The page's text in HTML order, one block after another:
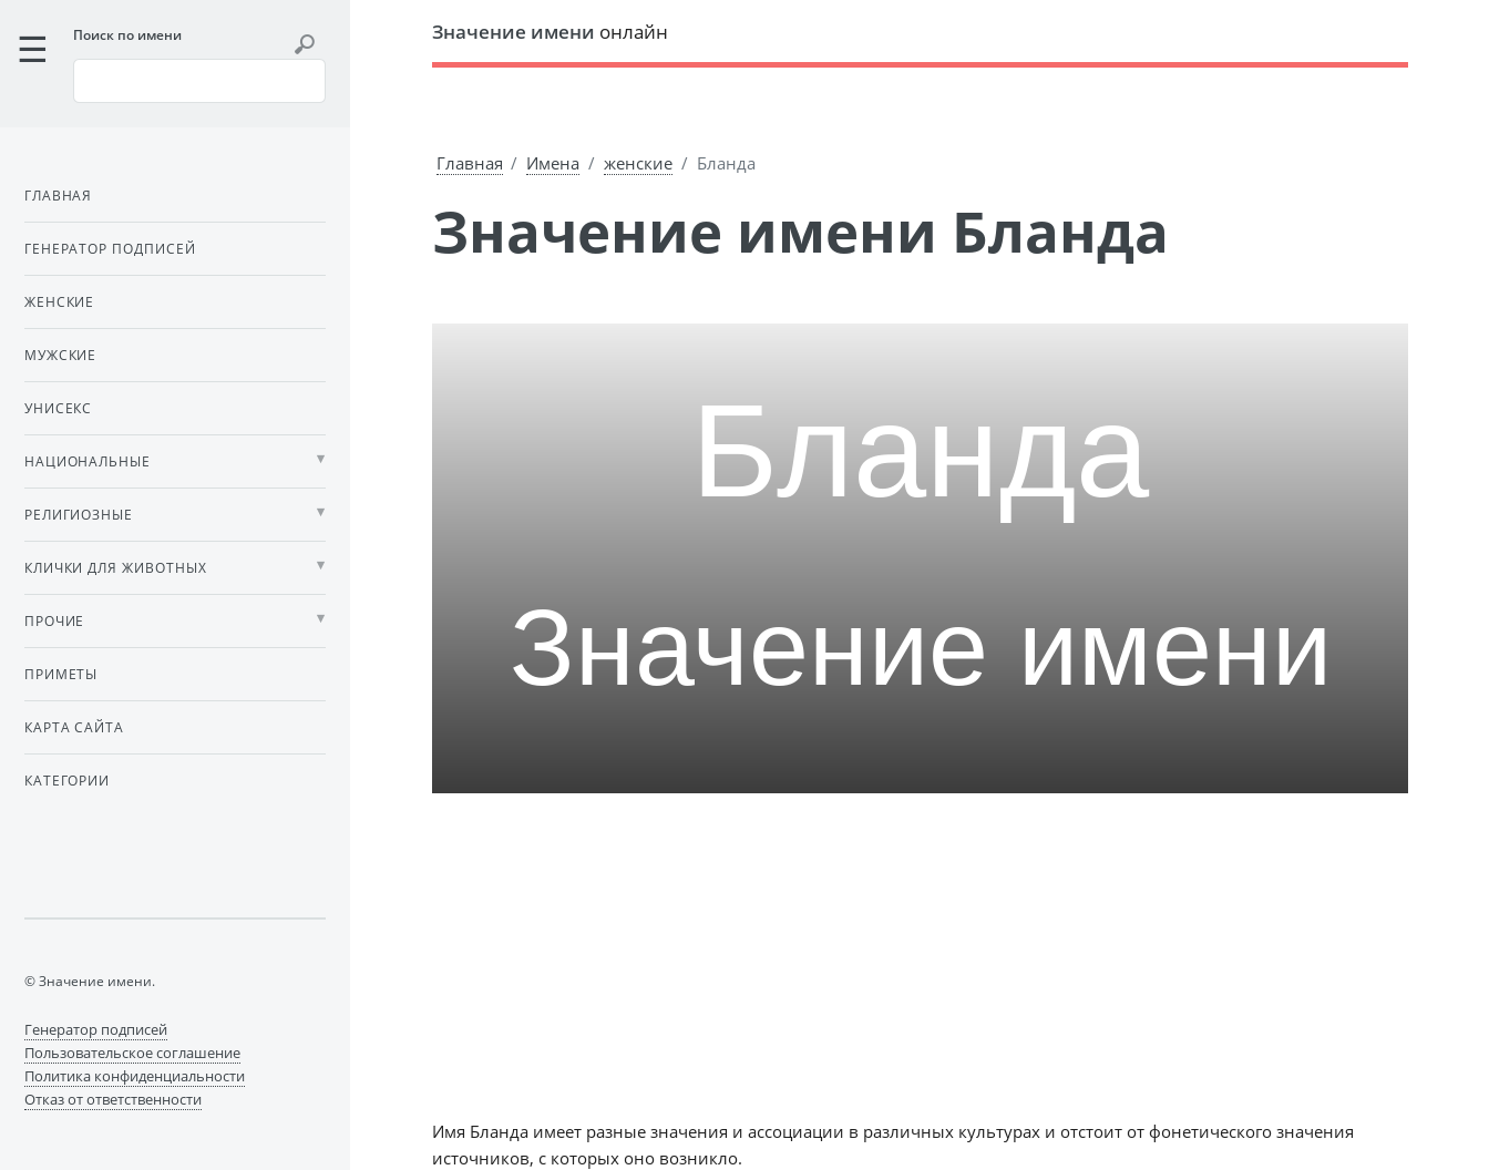
Значение имени онлайн
Главная Имена женские Бланда
Значение имени Бланда
Имя Бланда имеет разные значения и ассоциации в различных культурах и отстоит от фонетического значения
источников, с которых оно возникло.
Поиск по имени
ГЛАВНАЯ
ГЕНЕРАТОР ПОДПИСЕЙ
ЖЕНСКИЕ
МУЖСКИЕ
УНИСЕКС
НАЦИОНАЛЬНЫЕ
РЕЛИГИОЗНЫЕ
КЛИЧКИ ДЛЯ ЖИВОТНЫХ
ПРОЧИЕ
ПРИМЕТЫ
КАРТА САЙТА
КАТЕГОРИИ
© Значение имени.
Генератор подписей
Пользовательское соглашение
Политика конфиденциальности
Отказ от ответственности